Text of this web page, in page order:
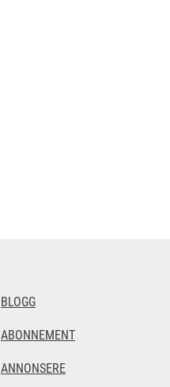
BLOGG
ABONNEMENT
ANNONSERE